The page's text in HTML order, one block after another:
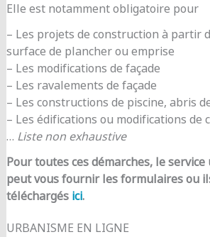
Elle est notamment obligatoire pour
– Les projets de construction à partir
surface de plancher ou emprise
– Les modifications de façade
– Les ravalements de façade
– Les constructions de piscine, abris
– Les édifications ou modifications de
… Liste non exhaustive
Pour toutes ces démarches, le
peut vous fournir les formulaires ou
téléchargés ici.
URBANISME EN LIGNE